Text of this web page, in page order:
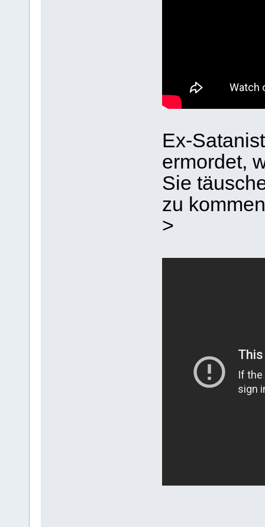
Ex-
ermordet,
Sie
zu
>